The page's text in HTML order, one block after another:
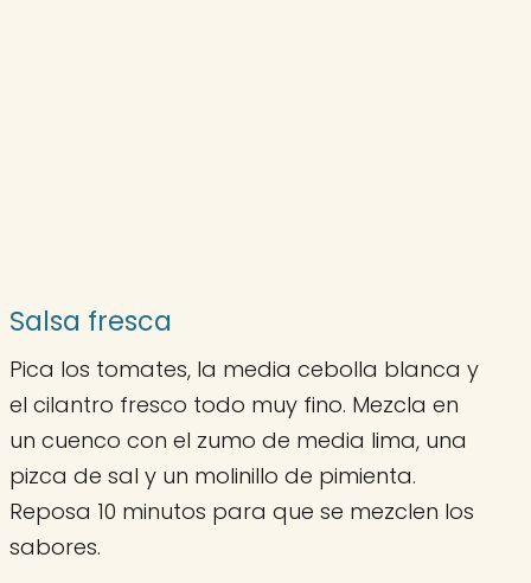
Salsa fresca
Pica los tomates, la media cebolla blanca y
el cilantro fresco todo muy fino. Mezcla en
un cuenco con el zumo de media lima, una
pizca de sal y un molinillo de pimienta.
Reposa 10 minutos para que se mezclen los
sabores.